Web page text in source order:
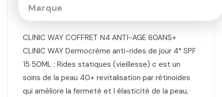
Marque
CLINIC WAY COFFRET N4 ANTI-AGE 60ANS+
CLINIC WAY Dermocrème anti-rides de jour 4° SPF
15 50ML : Rides statiques (vieillesse) c est un
soins de la peau 40+ revitalisation par rétinoïdes
qui améliore la fermeté et l élasticité de la peau,